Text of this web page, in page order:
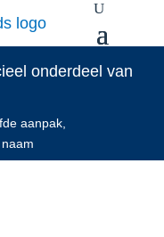
onderdeel van
aanpak,